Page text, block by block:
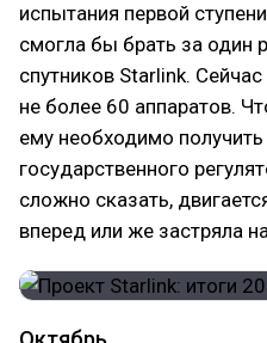
испытания первой
смогла бы брать за один
спутников Starlink.
не более 60 аппаратов.
ему необходимо
государственного
сложно сказать,
вперед или же застряла